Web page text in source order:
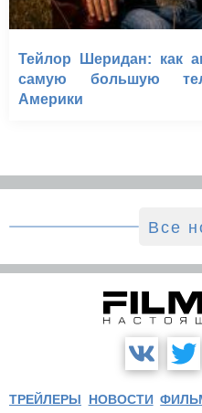
Тейлор Шеридан: как
самую большую
Америки
Все
ТРЕЙЛЕРЫ НОВОСТИ